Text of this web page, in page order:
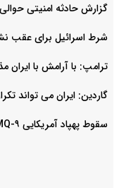
گزارش حادثه امنیتی
شرط اسرائیل برای عقب
ترامپ: با آرامش با ایران
گاردین: ایران می تواند
سقوط پهپاد آمریکایی MQ-۹ در جیبوتی + ویدیو